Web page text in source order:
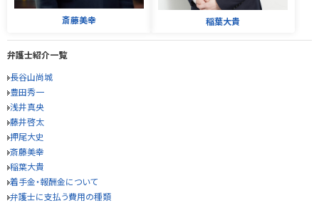
斎藤美幸 稲葉大貴
弁護士紹介一覧
長谷山尚城
豊田秀一
浅井真央
藤井啓太
押尾大史
斎藤美幸
稲葉大貴
着手金・報酬金について
弁護士に支払う費用の種類